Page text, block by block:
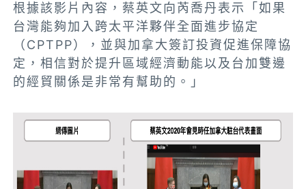
根據該影片內容，蔡英文向芮喬丹表示「如果
台灣能夠加入跨太平洋夥伴全面進步協定
（CPTPP），並與加拿大簽訂投資促進保障協
定，相信對於提升區域經濟動能以及台加雙邊
的經貿關係是非常有幫助的。」